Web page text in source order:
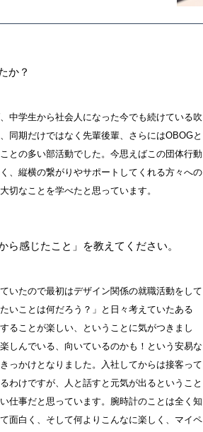
か？
中学生から社会人になった今でも続けている吹
同期だけではなく先輩後輩、さらにはOBOGと
との多い部活動でした。今思えばこの団体行動
、縦横の繋がりやサポートしてくれる方々への
切なことを学べたと思っています。
感じたこと」を教えてください。
いたので最初はデザイン関係の就職活動をして
いことは何だろう？」と日々考えていたある
ることが楽しい、ということに気がつきまし
しんでいる、向いているのかも！という安易な
っかけとなりました。入社してからは接客って
わけですが、人と話すと元気が出るということ
仕事だと思っています。腕時計のことは全く知
面白く、そして何よりこんなに楽しく、マイペ